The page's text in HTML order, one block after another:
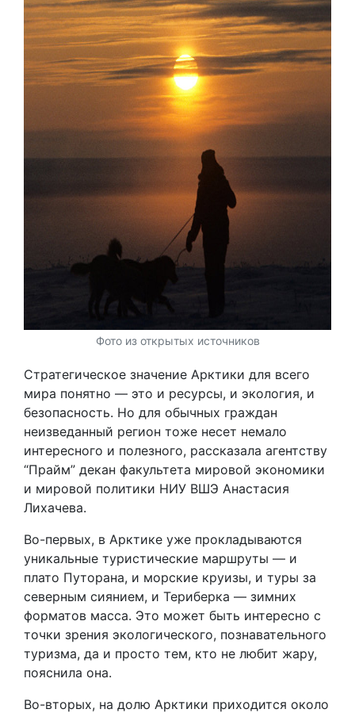
Фото из открытых источников
Стратегическое значение Арктики для всего
мира понятно — это и ресурсы, и экология, и
безопасность. Но для обычных граждан
неизведанный регион тоже несет немало
интересного и полезного, рассказала агентству
“Прайм” декан факультета мировой экономики
и мировой политики НИУ ВШЭ Анастасия
Лихачева.
Во-первых, в Арктике уже прокладываются
уникальные туристические маршруты — и
плато Путорана, и морские круизы, и туры за
северным сиянием, и Териберка — зимних
форматов масса. Это может быть интересно с
точки зрения экологического, познавательного
туризма, да и просто тем, кто не любит жару,
пояснила она.
Во-вторых, на долю Арктики приходится около